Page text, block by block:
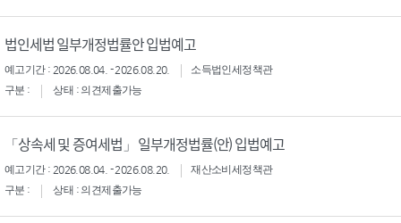
법인세법 일부개정법률안 입법예고
예고기간 : 2026.08.04. - 2026.08.20.
소득법인세정책관
구분 :
상태 : 의견제출가능
「상속세 및 증여세법」 일부개정법률(안) 입법예고
예고기간 : 2026.08.04. - 2026.08.20.
재산소비세정책관
구분 :
상태 : 의견제출가능